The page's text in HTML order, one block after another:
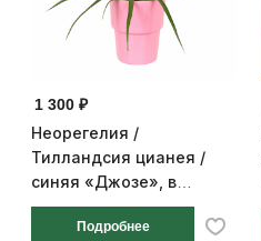
1 300 ₽
Неорегелия /
Тилландсия цианея /
синяя «Джозе», в
розовом кашпо,
диаметр горшка 10 см,
Подробнее